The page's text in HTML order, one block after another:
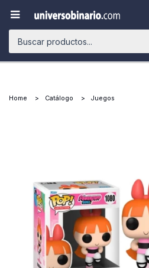

Home Catálogo Juegos